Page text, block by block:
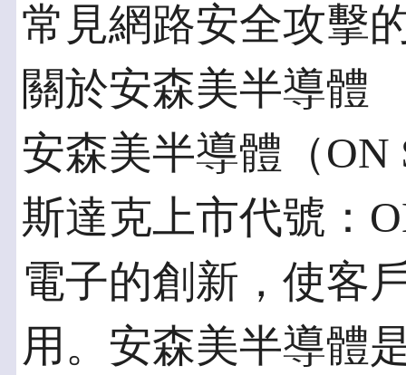
常見網路安全攻擊
關於安森美半導體
安森美半導體（ON
斯達克上市代號：
電子的創新，使客
用。安森美半導體